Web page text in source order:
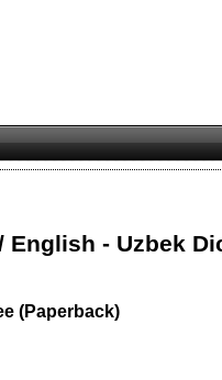
English - Uzbek
(Paperback)